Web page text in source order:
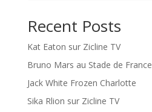
Recent Posts
Kat Eaton sur Zicline TV
Bruno Mars au Stade de France
Jack White Frozen Charlotte
Sika Rlion sur Zicline TV